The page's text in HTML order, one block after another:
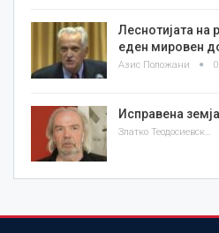
Леснотијата на
еден мировен
Азис Положани
Исправена земја